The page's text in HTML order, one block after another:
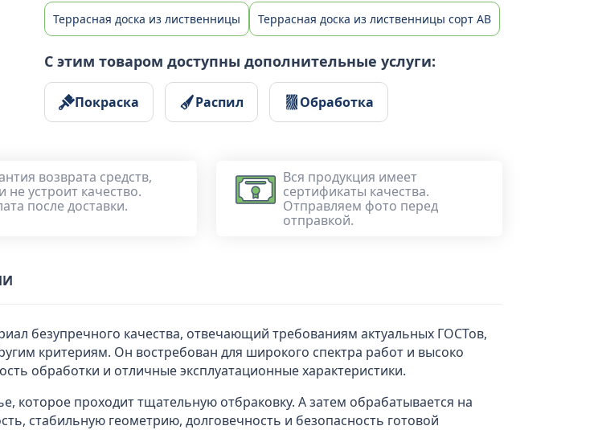
Террасная доска из лиственницы Террасная доска из лиственницы сорт AB
С этим товаром доступны дополнительные услуги:
Покраска Распил Обработка
возврата средств,
не устроит качество.
после доставки.
Вся продукция имеет
сертификаты качества.
Отправляем фото перед
отправкой.
безупречного качества, отвечающий требованиям актуальных ГОСТов,
критериям. Он востребован для широкого спектра работ и высоко
обработки и отличные эксплуатационные характеристики.
которое проходит тщательную отбраковку. А затем обрабатывается на
стабильную геометрию, долговечность и безопасность готовой